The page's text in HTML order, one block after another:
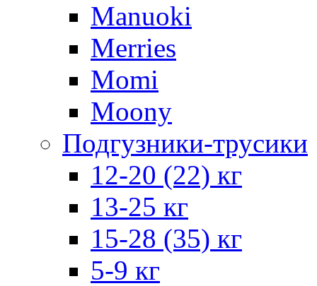
Manuoki
Merries
Momi
Moony
Подгузники-трусики
12-20 (22) кг
13-25 кг
15-28 (35) кг
5-9 кг